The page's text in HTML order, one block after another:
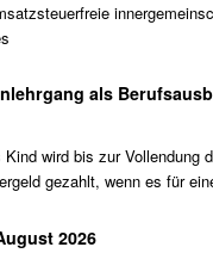
als
wird bis zur Vollendung
gezahlt, wenn es für
2026